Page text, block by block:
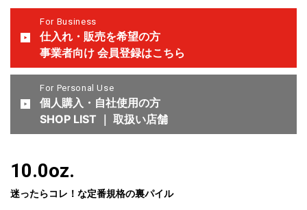
For Business
仕入れ・販売を希望の方
事業者向け 会員登録はこちら
For Personal Use
個人購入・自社使用の方
SHOP LIST ｜ 取扱い店舗
10.0oz.
迷ったらコレ！な定番規格の裏パイル